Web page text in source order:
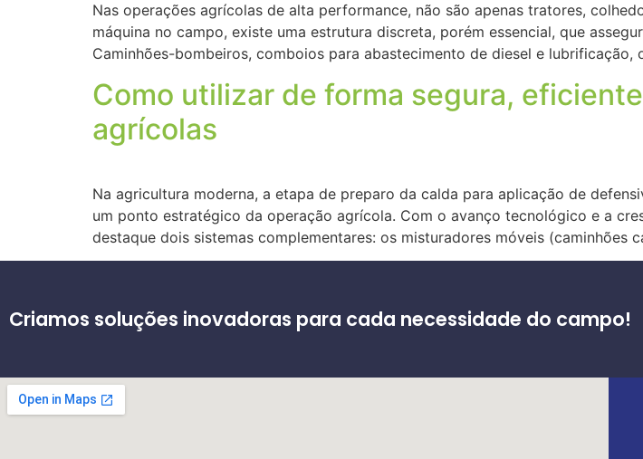
Nas operações agrícolas de alta performance, não são apenas tratores,
máquina no campo, existe uma estrutura discreta, porém essencial, que
Caminhões-bombeiros, comboios para abastecimento de diesel e
Como utilizar de forma segura,
agrícolas
Na agricultura moderna, a etapa de preparo da calda para aplicação de
um ponto estratégico da operação agrícola. Com o avanço tecnológico e a
destaque dois sistemas complementares: os misturadores móveis (caminhões
Criamos soluções inovadoras para cada necessidade do campo!